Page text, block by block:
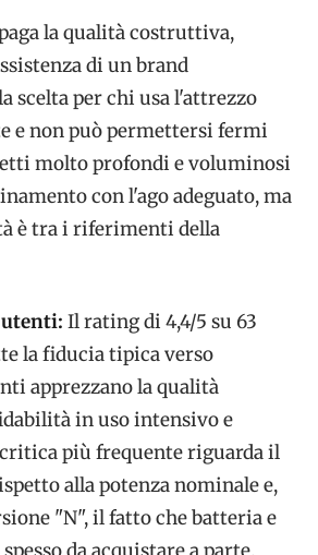
la qualità costruttiva,
di un brand
scelta per chi usa l'attrezzo
e non può permettersi fermi
molto profondi e voluminosi
con l'ago adeguato, ma
è tra i riferimenti della
Il rating di 4,4/5 su 63
la fiducia tipica verso
apprezzano la qualità
in uso intensivo e
più frequente riguarda il
alla potenza nominale e,
"N", il fatto che batteria e